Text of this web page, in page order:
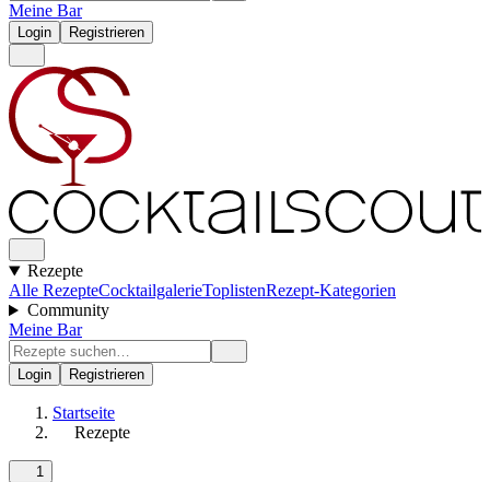
Meine Bar
Login Registrieren
Rezepte
Alle RezepteCocktailgalerieToplistenRezept-Kategorien
Community
Meine Bar
Login Registrieren
Startseite
Rezepte
1